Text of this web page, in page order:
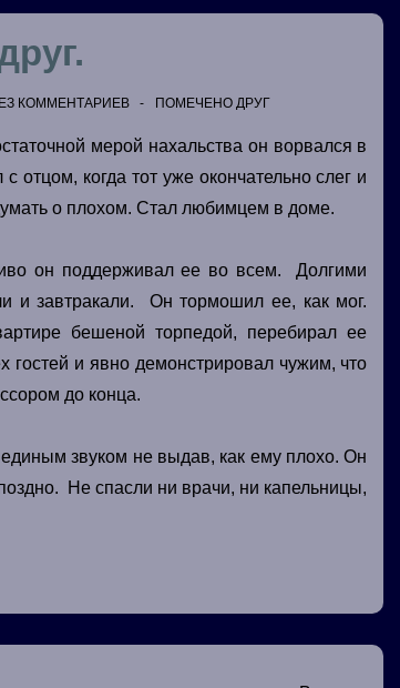
КОММЕНТАРИЕВ ПОМЕЧЕНО ДРУГ
мерой нахальства он ворвался в
отцом, когда тот уже окончательно слег и
о плохом. Стал любимцем в доме.
он поддерживал ее во всем. Долгими
и завтракали. Он тормошил ее, как мог.
бешеной торпедой, перебирал ее
гостей и явно демонстрировал чужим, что
до конца.
звуком не выдав, как ему плохо. Он
Не спасли ни врачи, ни капельницы,